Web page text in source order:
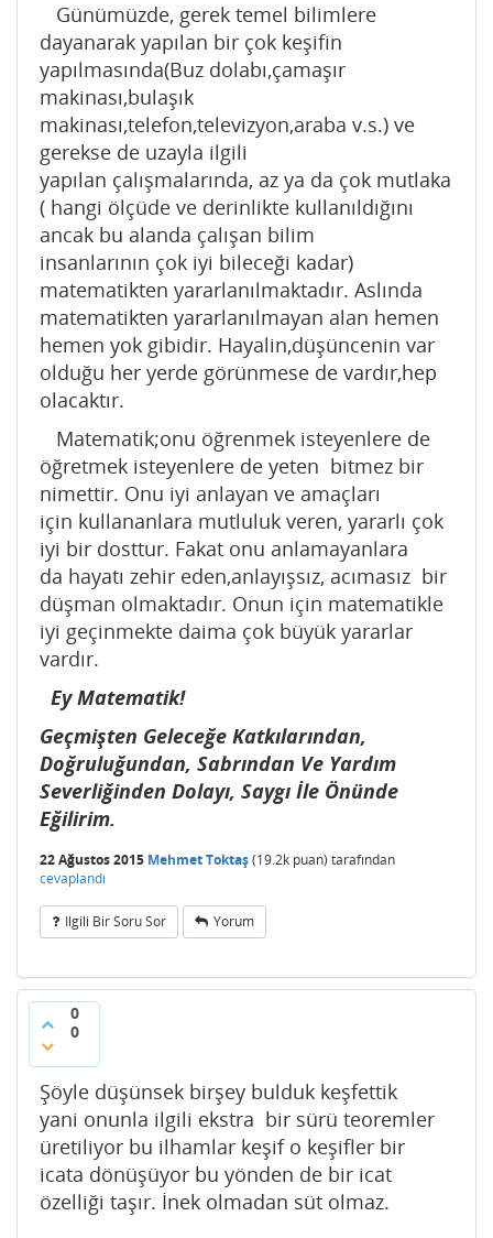
Günümüzde, gerek temel bilimlere
dayanarak yapılan bir çok keşifin
yapılmasında(Buz dolabı,çamaşır
makinası,bulaşık
makinası,telefon,televizyon,araba v.s.) ve
gerekse de uzayla ilgili
yapılan çalışmalarında, az ya da çok mutlaka
( hangi ölçüde ve derinlikte kullanıldığını
ancak bu alanda çalışan bilim
insanlarının çok iyi bileceği kadar)
matematikten yararlanılmaktadır. Aslında
matematikten yararlanılmayan alan hemen
hemen yok gibidir. Hayalin,düşüncenin var
olduğu her yerde görünmese de vardır,hep
olacaktır.
Matematik;onu öğrenmek isteyenlere de
öğretmek isteyenlere de yeten bitmez bir
nimettir. Onu iyi anlayan ve amaçları
için kullananlara mutluluk veren, yararlı çok
iyi bir dosttur. Fakat onu anlamayanlara
da hayatı zehir eden,anlayışsız, acımasız bir
düşman olmaktadır. Onun için matematikle
iyi geçinmekte daima çok büyük yararlar
vardır.
Ey Matematik!
Geçmişten Geleceğe Katkılarından,
Doğruluğundan, Sabrından Ve Yardım
Severliğinden Dolayı, Saygı İle Önünde
Eğilirim.
22 Ağustos 2015 Mehmet Toktaş(19.2k puan) tarafından
cevaplandı
Ilgili Bir Soru Sor Yorum
0
0
Şöyle düşünsek birşey bulduk keşfettik
yani onunla ilgili ekstra bir sürü teoremler
üretiliyor bu ilhamlar keşif o keşifler bir
icata dönüşüyor bu yönden de bir icat
özelliği taşır. İnek olmadan süt olmaz.